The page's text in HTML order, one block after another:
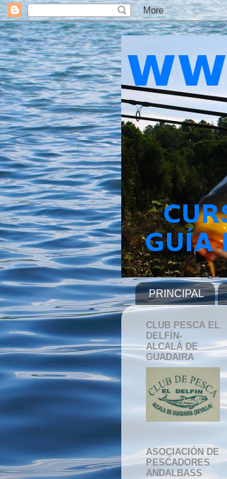
PRINCIPAL
CLUB PESCA EL
DELFÍN-
ALCALÁ DE
GUADAIRA
ASOCIACIÓN DE
PESCADORES
ANDALBASS